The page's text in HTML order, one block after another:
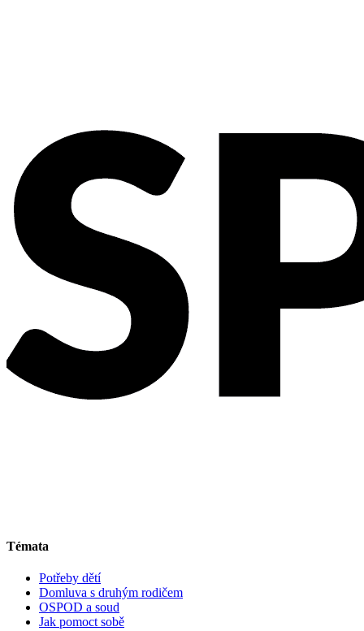
Témata
Potřeby dětí
Domluva s druhým rodičem
OSPOD a soud
Jak pomoct sobě